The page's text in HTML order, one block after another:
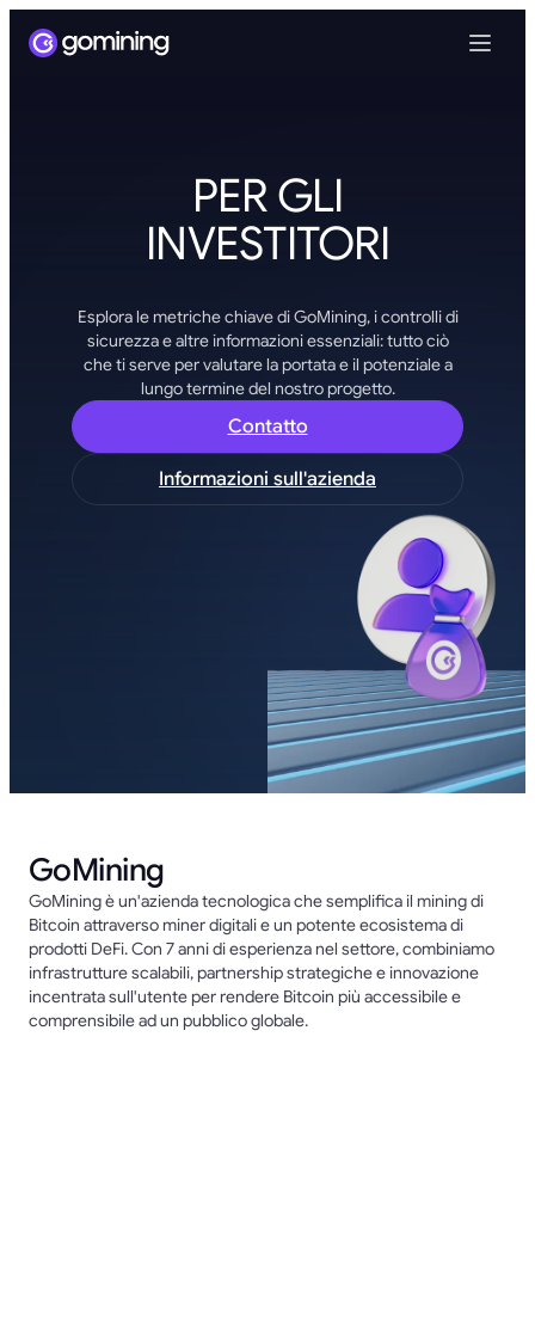
PER GLI
INVESTITORI
Esplora le metriche chiave di GoMining, i controlli di
sicurezza e altre informazioni essenziali: tutto ciò
che ti serve per valutare la portata e il potenziale a
lungo termine del nostro progetto.
Contatto
Informazioni sull'azienda
GoMining
GoMining è un'azienda tecnologica che semplifica il mining di
Bitcoin attraverso miner digitali e un potente ecosistema di
prodotti DeFi. Con 7 anni di esperienza nel settore, combiniamo
infrastrutture scalabili, partnership strategiche e innovazione
incentrata sull'utente per rendere Bitcoin più accessibile e
comprensibile ad un pubblico globale.